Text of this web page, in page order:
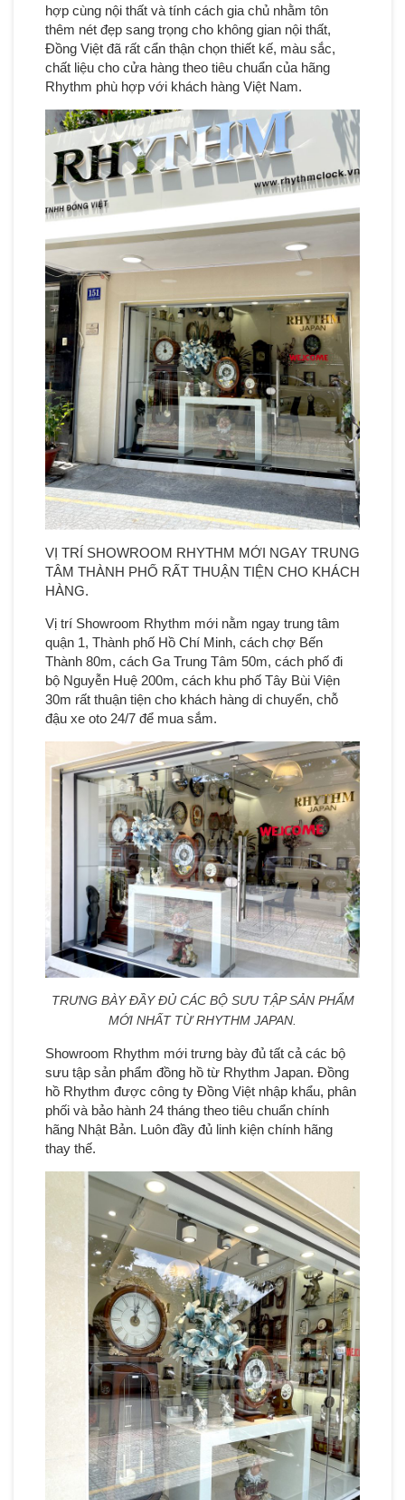
hợp cùng nội thất và tính cách gia chủ nhằm tôn
thêm nét đẹp sang trọng cho không gian nội thất,
Đồng Việt đã rất cẩn thận chọn thiết kế, màu sắc,
chất liệu cho cửa hàng theo tiêu chuẩn của hãng
Rhythm phù hợp với khách hàng Việt Nam.
VỊ TRÍ SHOWROOM RHYTHM MỚI NGAY TRUNG
TÂM THÀNH PHỐ RẤT THUẬN TIỆN CHO KHÁCH
HÀNG.
Vị trí Showroom Rhythm mới nằm ngay trung tâm
quận 1, Thành phố Hồ Chí Minh, cách chợ Bến
Thành 80m, cách Ga Trung Tâm 50m, cách phố đi
bộ Nguyễn Huệ 200m, cách khu phố Tây Bùi Viện
30m rất thuận tiện cho khách hàng di chuyển, chỗ
đậu xe oto 24/7 để mua sắm.
TRƯNG BÀY ĐẦY ĐỦ CÁC BỘ SƯU TẬP SẢN PHẨM
MỚI NHẤT TỪ RHYTHM JAPAN.
Showroom Rhythm mới trưng bày đủ tất cả các bộ
sưu tập sản phẩm đồng hồ từ Rhythm Japan. Đồng
hồ Rhythm được công ty Đồng Việt nhập khẩu, phân
phối và bảo hành 24 tháng theo tiêu chuẩn chính
hãng Nhật Bản. Luôn đầy đủ linh kiện chính hãng
thay thế.